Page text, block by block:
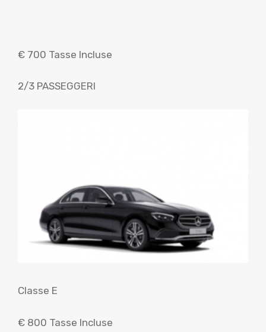
€ 700 Tasse Incluse
2/3 PASSEGGERI
Classe E
€ 800 Tasse Incluse